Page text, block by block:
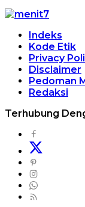
Indeks
Kode Etik
Privacy
Disclaimer
Pedoman
Redaksi
Terhubung